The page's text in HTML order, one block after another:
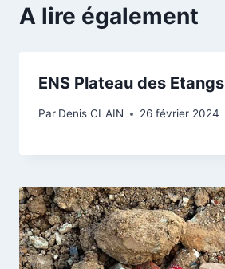
A lire également
ENS Plateau des Etangs
Par Denis CLAIN 26 février 2024